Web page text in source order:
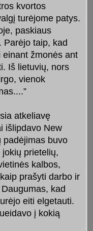
kvortos
turėjome patys.
paskiaus
Parėjo taip, kad
žmonės ant
Iš lietuvių, nors
vienok
atkeliavę
išlipdavo New
padėjimas buvo
prietelių,
kalbos,
prašyti darbo ir
kad
eiti elgetauti.
į kokią